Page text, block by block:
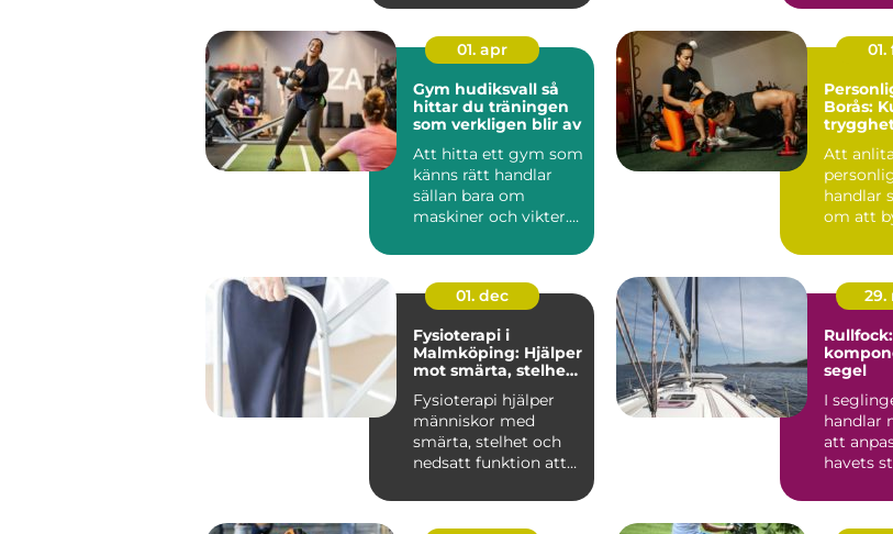
och sna...
utanför
01. apr
Gym hudiksvall så
hittar du träningen
som verkligen blir av
Att hitta ett gym som
känns rätt handlar
sällan bara om
maskiner och vikter.
Hudiksvall ...
Borås:
Att
handlar
om att
01. dec
Fysioterapi i
Malmköping: Hjälper
mot smärta, stelhet
Fysioterapi hjälper
människor med
smärta, stelhet och
nedsatt funktion att
29.
segel
I
handlar
att
havets